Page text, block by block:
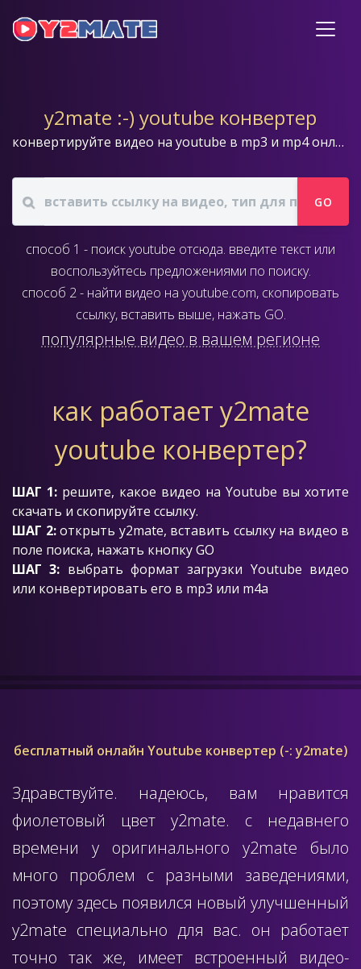
y2mate :-) youtube конвертер
конвертируйте видео на youtube в mp3 и mp4 онлайн бесплатно
GO
способ 1 - поиск youtube отсюда. введите текст или
воспользуйтесь предложениями по поиску.
способ 2 - найти видео на youtube.com, скопировать
ссылку, вставить выше, нажать GO.
популярные видео в вашем регионе
как работает y2mate
youtube конвертер?
ШАГ 1: решите, какое видео на Youtube вы хотите
скачать и скопируйте ссылку.
ШАГ 2:открыть y2mate, вставить ссылку на видео в
поле поиска, нажать кнопку GO
ШАГ 3: выбрать формат загрузки Youtube видео
или конвертировать его в mp3 или m4a
бесплатный онлайн Youtube конвертер (-: y2mate)
Здравствуйте. надеюсь, вам нравится
фиолетовый цвет y2mate. с недавнего
времени у оригинального y2mate было
много проблем с разными заведениями,
поэтому здесь появился новый улучшенный
y2mate специально для вас. он работает
точно так же, имеет встроенный видео-